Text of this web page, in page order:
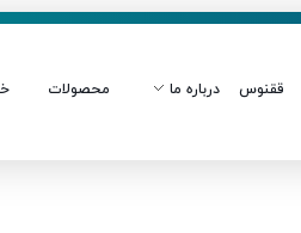
ققنوس درباره ما محصولات